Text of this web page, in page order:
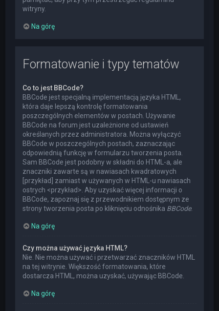
witryny.
Na górę
Formatowanie i typy tematów
Co to jest BBCode?
BBCode jest specjalną implementacją języka HTML,
która daje lepszą kontrolę formatowania
poszczególnych elementów w postach. Używanie
BBCode na forum jest uzależnione od ustawień
określanych przez administratora. Można wyłączyć
BBCode w poszczególnych postach, zaznaczając
odpowiednią funkcję w formularzu tworzenia posta.
Sam BBCode jest podobny w składni do HTML-a, ale
znaczniki zawarte są w nawiasach kwadratowych
[przykład] zamiast w używanych w HTML-u nawiasach
ostrych <przykład>. Aby uzyskać więcej informacji o
BBCode, zapoznaj się z przewodnikiem dostępnym ze
strony tworzenia posta po kliknięciu odnośnika BBCode.
Na górę
Czy można używać języka HTML?
Nie. Nie można używać i przetwarzać znaczników HTML
na tej witrynie. Większość formatowania, które
dostarcza HTML, można uzyskać, używając BBCode.
Na górę